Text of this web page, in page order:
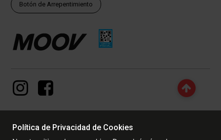
Botón de Arrepentimiento
Política de Privacidad de Cookies